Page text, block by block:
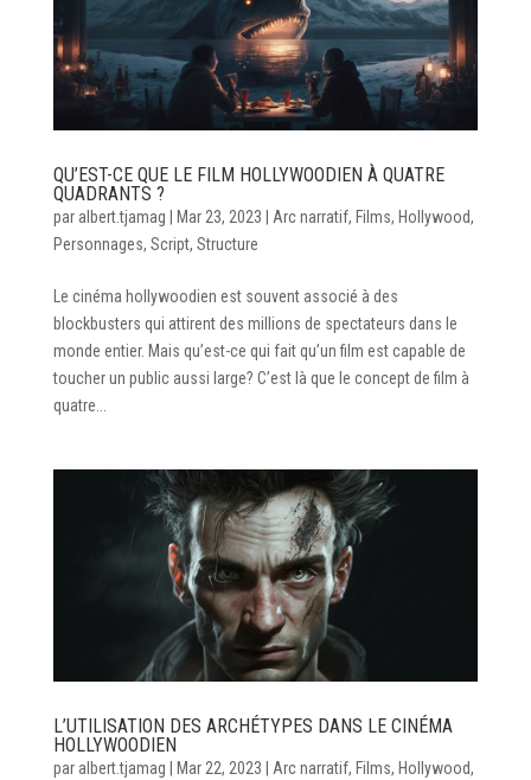
QU’EST-CE QUE LE FILM HOLLYWOODIEN À QUATRE
QUADRANTS ?
par albert.tjamag Mar 23, 2023 Arc narratif, Films, Hollywood,
Personnages, Script, Structure
Le cinéma hollywoodien est souvent associé à des
blockbusters qui attirent des millions de spectateurs dans le
monde entier. Mais qu’est-ce qui fait qu’un film est capable de
toucher un public aussi large? C’est là que le concept de film à
quatre...
L’UTILISATION DES ARCHÉTYPES DANS LE CINÉMA
HOLLYWOODIEN
par albert.tjamag Mar 22, 2023 Arc narratif, Films, Hollywood,